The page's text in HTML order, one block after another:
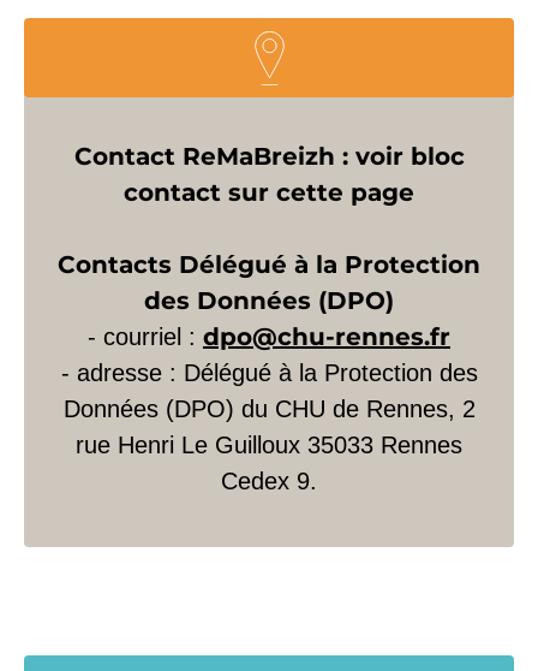
Contact ReMaBreizh : voir bloc
contact sur cette page
Contacts Délégué à la Protection
des Données (DPO)
- courriel : dpo@chu-rennes.fr
- adresse : Délégué à la Protection des
Données (DPO) du CHU de Rennes, 2
rue Henri Le Guilloux 35033 Rennes
Cedex 9.